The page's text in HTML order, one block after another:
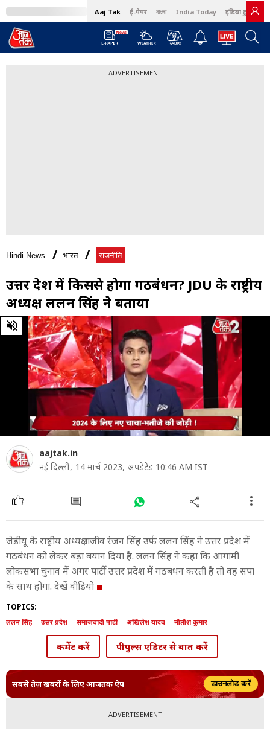
Aaj Tak ई-पेपर বাংলা India Today इंडिया टुडे हिंदी
ADVERTISEMENT
Hindi News भारत राजनीति
उत्तर प्रदेश में किससे होगा गठबंधन? JDU के राष्ट्रीय
अध्यक्ष ललन सिंह ने बताया
0
of
minutes,
seconds
aajtak.in
नई दिल्ली, 14 मार्च 2023, अपडेटेड 10:46 AM IST
जेडीयू के राष्ट्रीय अध्यक्ष राजीव रंजन सिंह उर्फ ललन सिंह ने उत्तर प्रदेश में
गठबंधन को लेकर बड़ा बयान दिया है. ललन सिंह ने कहा कि आगामी
लोकसभा चुनाव में अगर पार्टी उत्तर प्रदेश में गठबंधन करती है तो वह सपा
के साथ होगा. देखें वीडियो
TOPICS:
ललन सिंह उत्तर प्रदेश समाजवादी पार्टी अखिलेश यादव नीतीश कुमार
कमेंट करें पीपुल्स एडिटर से बात करें
सबसे तेज़ ख़बरों के लिए आजतक ऐप डाउनलोड करें
ADVERTISEMENT